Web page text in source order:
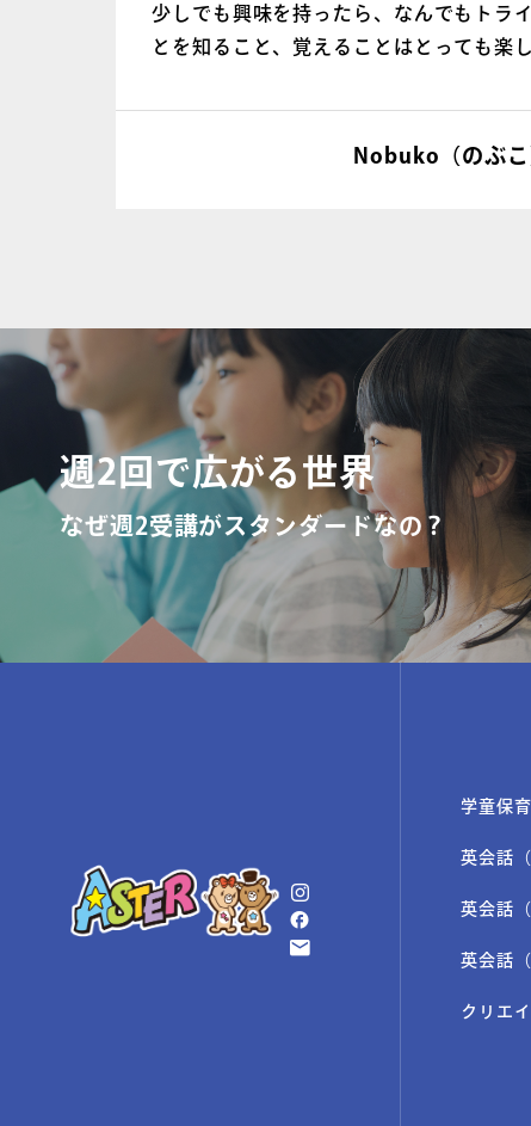
少しでも興味を持ったら、なんでもトラ
とを知ること、覚えることはとっても楽
Nobuko（のぶこ
週2回で広がる世界
なぜ週2受講がスタンダードなの？
学童保育
英会話
英会話
英会話
クリエ